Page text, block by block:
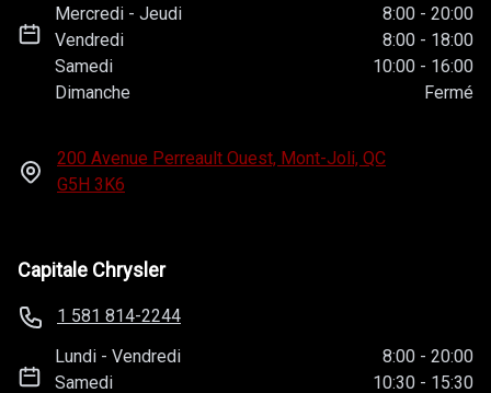
Mercredi -Jeudi 8:00 - 20:00
Vendredi
8:00 - 18:00
Samedi
10:00 - 16:00
Dimanche
Fermé
200 Avenue Perreault Ouest, Mont-Joli, QC
G5H 3K6
Capitale Chrysler
1 581 814-2244
Lundi -Vendredi 8:00 - 20:00
Samedi
10:30 - 15:30